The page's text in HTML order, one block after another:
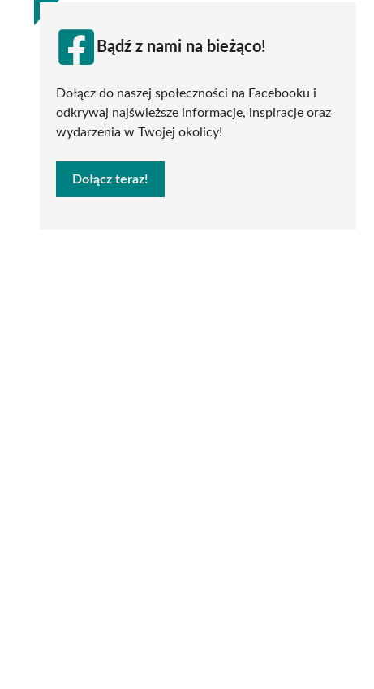
Bądź z nami na bieżąco!
Dołącz do naszej społeczności na Facebooku i
odkrywaj najświeższe informacje, inspiracje oraz
wydarzenia w Twojej okolicy!
Dołącz teraz!